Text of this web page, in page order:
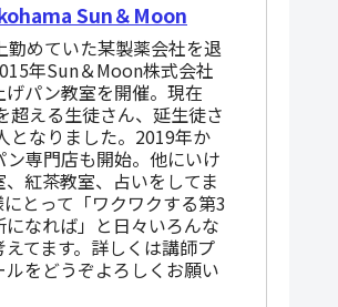
Sun＆Moon
勤めていた某製薬会社を退
年Sun＆Moon株式会社
げパン教室を開催。現在
超える生徒さん、延生徒さ
となりました。2019年か
ン専門店も開始。他にいけ
、紅茶教室、占いをしてま
にとって「ワクワクする第3
になれば」と日々いろんな
えてます。詳しくは講師プ
ルをどうぞよろしくお願い